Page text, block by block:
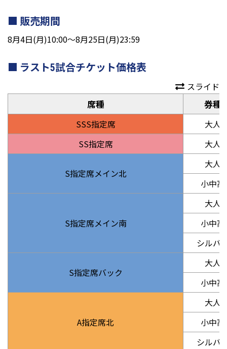
販売期間
8月4日(月)10:00～8月25日(月)23:59
ラスト5試合チケット価格表
スライド
席種 券種
SSS指定席
大人
SS指定席
大人
S指定席メイン北
大人
小中高
S指定席メイン南
大人
小中高
シルバ
S指定席バック
大人
小中高
A指定席北
大人
小中高
シルバ